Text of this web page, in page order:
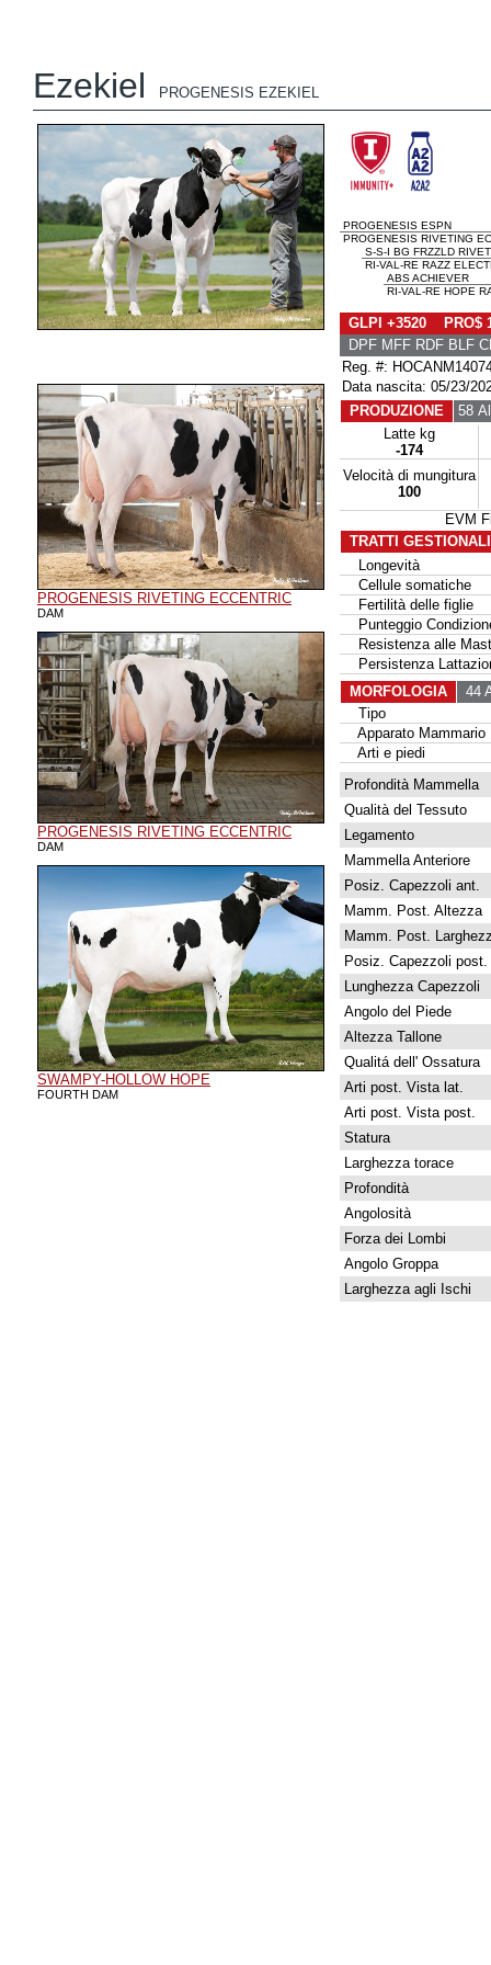
Ezekiel PROGENESIS EZEKIEL
PROGENESIS RIVETING ECCENTRIC
DAM
PROGENESIS RIVETING ECCENTRIC
DAM
SWAMPY-HOLLOW HOPE
FOURTH DAM
PROGENESIS ESPN
PROGENESIS RIVETING
S-S-I BG FRZZLD
RI-VAL-RE RAZZ
ABS ACHIEVER
RI-VAL-RE HOPE
GLPI +3520 PRO$
DPF MFF RDF BLF
Reg. #:
Data nascita: 05/23/
PRODUZIONE
58
Latte kg
-174
Velocità di mungitura
100
EVM
TRATTI
Longevità
Cellule somatiche
Fertilità delle figlie
Punteggio
Resistenza alle
Persistenza
MORFOLOGIA
44
Tipo
Apparato Mammario
Arti e piedi
Profondità Mammella
Qualità del Tessuto
Legamento
Mammella Anteriore
Posiz. Capezzoli ant.
Mamm. Post. Altezza
Mamm. Post.
Posiz. Capezzoli post.
Lunghezza Capezzoli
Angolo del Piede
Altezza Tallone
Qualitá dell' Ossatura
Arti post. Vista lat.
Arti post. Vista post.
Statura
Larghezza torace
Profondità
Angolosità
Forza dei Lombi
Angolo Groppa
Larghezza agli Ischi